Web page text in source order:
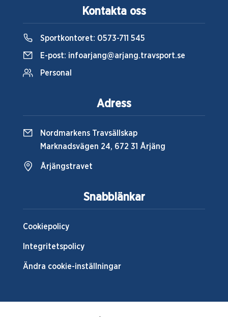
Snabblänkar
Cookiepolicy
Integritetspolicy
Ändra cookie-inställningar
Kontakta oss
Sportkontoret: 0573-711 545
E-post: infoarjang@arjang.travsport.se
Personal
Adress
Nordmarkens Travsällskap
Marknadsvägen 24, 672 31 Årjäng
Årjängstravet